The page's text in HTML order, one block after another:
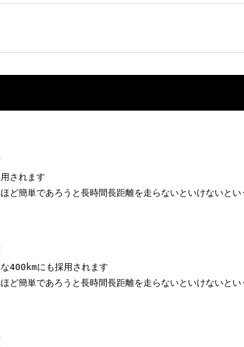
されます
ど簡単であろうと長時間長距離を走らないといけないとい
400kmにも採用されます
ど簡単であろうと長時間長距離を走らないといけないとい